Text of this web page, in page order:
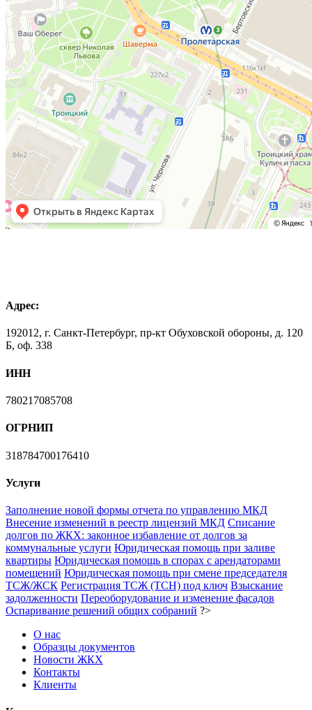
Адрес:
192012, г. Санкт-Петербург, пр-кт Обуховской обороны, д. 120
Б, оф. 338
ИНН
780217085708
ОГРНИП
318784700176410
Услуги
Заполнение новой формы отчета по управлению МКД
Внесение изменений в реестр лицензий МКД Списание
долгов по ЖКХ: законное избавление от долгов за
коммунальные услуги Юридическая помощь при заливе
квартиры Юридическая помощь в спорах с арендаторами
помещений Юридическая помощь при смене председателя
ТСЖ/ЖСК Регистрация ТСЖ (ТСН) под ключ Взыскание
задолженности Переоборудование и изменение фасадов
Оспаривание решений общих собраний ?>
О нас
Образцы документов
Новости ЖКХ
Контакты
Клиенты